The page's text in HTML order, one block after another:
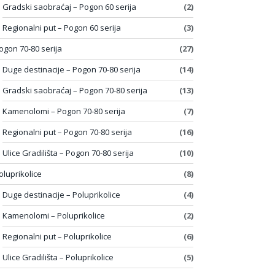
Gradski saobraćaj – Pogon 60 serija
(2)
Regionalni put – Pogon 60 serija
(3)
70-80 serija
(27)
Duge destinacije – Pogon 70-80 serija
(14)
Gradski saobraćaj – Pogon 70-80 serija
(13)
Kamenolomi – Pogon 70-80 serija
(7)
Regionalni put – Pogon 70-80 serija
(16)
Ulice Gradilišta – Pogon 70-80 serija
(10)
(8)
Duge destinacije – Poluprikolice
(4)
Kamenolomi – Poluprikolice
(2)
Regionalni put – Poluprikolice
(6)
Ulice Gradilišta – Poluprikolice
(5)